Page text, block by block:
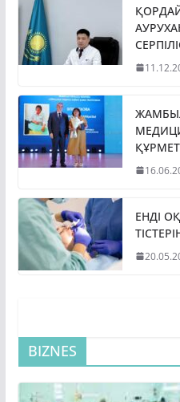
ҚҰРМЕТ
ЕНДІ
BIZNES